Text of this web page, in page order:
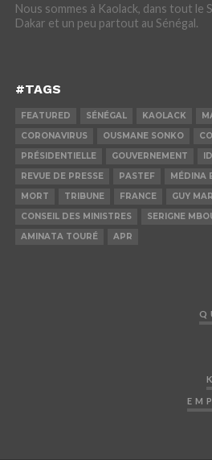
Nous sommes à Kaolack, dans tout le
Dakar et un peu partout au Sénégal.
#TAGS
FEATURED SÉNÉGAL KAOLACK
CORONAVIRUS
OUSMANE SONKO
PRÉSIDENTIELLE
GOUVERNEMENT
REVUE DE PRESSE
PASTEF MÉDINA
MORT
TRIBUNE FRANCE
GUY
CONSEIL DES MINISTRES
SERIGNE
AMINATA TOURÉ
APR